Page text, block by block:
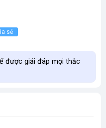
sẻ
được giải đáp mọi thắc